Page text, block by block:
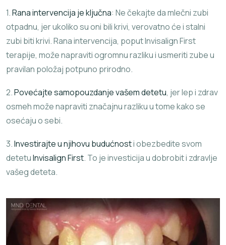
1.Rana intervencija je ključna: Ne čekajte da mlečni zubi
otpadnu, jer ukoliko su oni bili krivi, verovatno će i stalni
zubi biti krivi. Rana intervencija, poput Invisalign First
terapije, može napraviti ogromnu razliku i usmeriti zube u
pravilan položaj potpuno prirodno.
2.Povećajte samopouzdanje vašem detetu, jer lep i zdrav
osmeh može napraviti značajnu razliku u tome kako se
osećaju o sebi.
3.Investirajte u njihovu budućnosti obezbedite svom
detetuInvisalign First. To je investicija u dobrobit i zdravlje
vašeg deteta.